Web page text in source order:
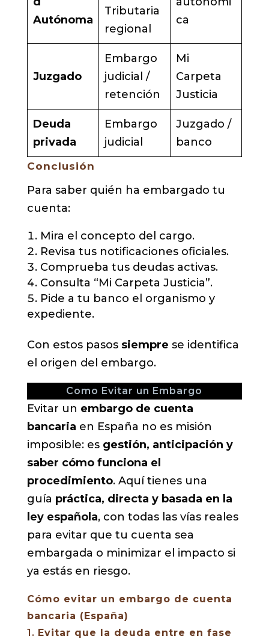
Autónoma
Tributaria
regional
ca
Juzgado
Embargo
judicial /
retención
Mi
Carpeta
Justicia
Deuda
privada
Embargo
judicial
Juzgado /
banco
Conclusión
Para saber quién ha embargado tu
cuenta:
Mira el concepto del cargo.
Revisa tus notificaciones oficiales.
Comprueba tus deudas activas.
Consulta “Mi Carpeta Justicia”.
Pide a tu banco el organismo y
expediente.
Con estos pasos siempre se identifica
el origen del embargo.
Como Evitar un Embargo
Evitar un embargo de cuenta
bancaria en España no es misión
imposible: es gestión, anticipación y
saber cómo funciona el
procedimiento. Aquí tienes una
guía práctica, directa y basada en la
ley española, con todas las vías reales
para evitar que tu cuenta sea
embargada o minimizar el impacto si
ya estás en riesgo.
Cómo evitar un embargo de cuenta
bancaria (España)
1. Evitar que la deuda entre en fase